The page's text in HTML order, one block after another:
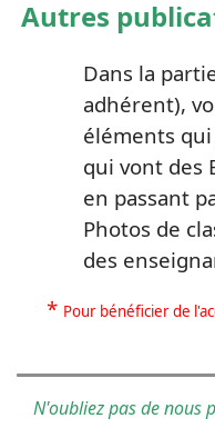
Autres
Dans la
adhérent),
éléments
qui vont des
en passant
Photos de
des
* Pour bénéficier de
N'oubliez pas de nous